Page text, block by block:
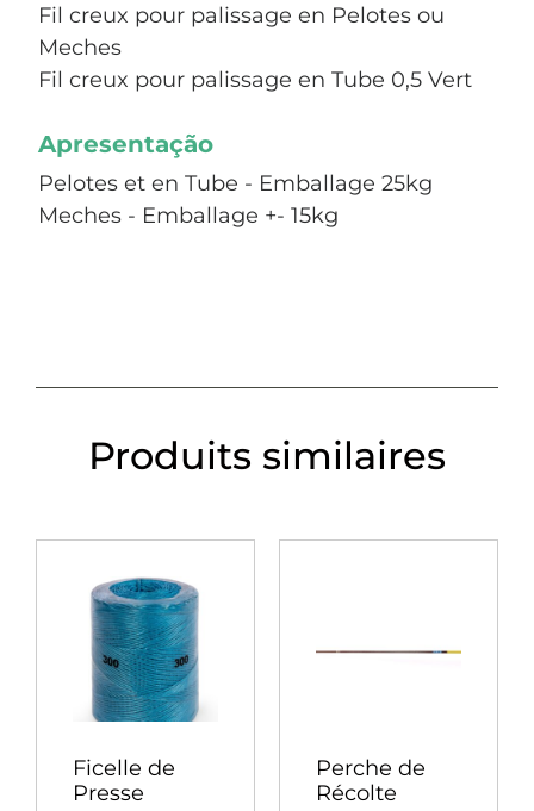
Fil creux pour palissage en Pelotes ou
Meches
Fil creux pour palissage en Tube 0,5 Vert
Apresentação
Pelotes et en Tube - Emballage 25kg
Meches - Emballage +- 15kg
Produits similaires
Ficelle de
Presse
Perche de
Récolte